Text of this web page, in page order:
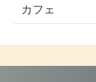
カフェ